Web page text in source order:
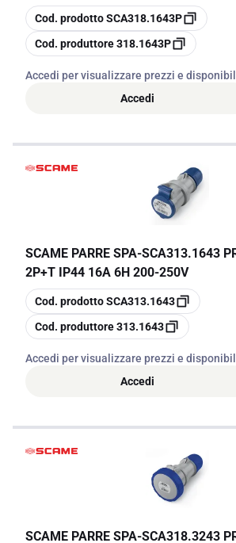
copia
Cod. prodottoSCA318.1643P
copia
Cod. produttore318.1643P
Accedi per visualizzare prezzi e
Accedi
SCAME PARRE SPA-SCA313.1643
2P+T IP44 16A 6H 200-250V
copia
Cod. prodottoSCA313.1643
copia
Cod. produttore313.1643
Accedi per visualizzare prezzi e
Accedi
SCAME PARRE SPA-SCA318.3243